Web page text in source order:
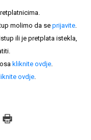
molimo da se prijavite.
ili je pretplata istekla,
kliknite ovdje.
ovdje.